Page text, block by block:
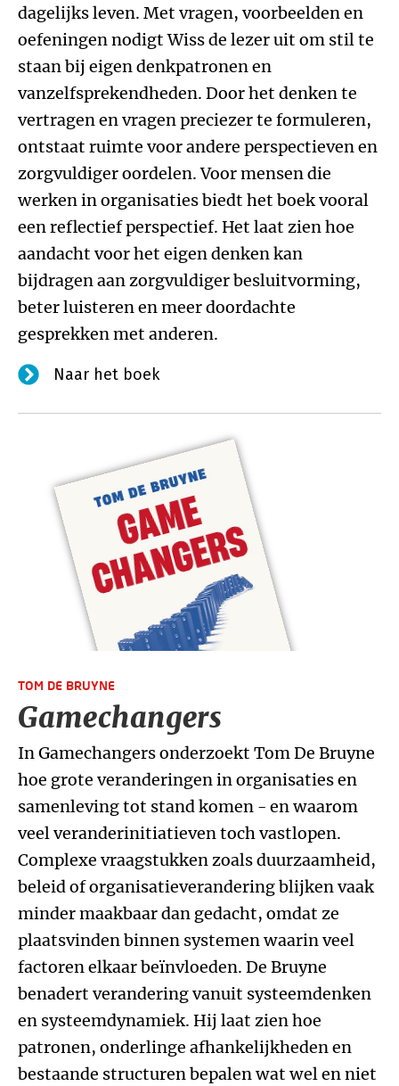
dagelijks leven. Met vragen, voorbeelden en
oefeningen nodigt Wiss de lezer uit om stil te
staan bij eigen denkpatronen en
vanzelfsprekendheden. Door het denken te
vertragen en vragen preciezer te formuleren,
ontstaat ruimte voor andere perspectieven en
zorgvuldiger oordelen. Voor mensen die
werken in organisaties biedt het boek vooral
een reflectief perspectief. Het laat zien hoe
aandacht voor het eigen denken kan
bijdragen aan zorgvuldiger besluitvorming,
beter luisteren en meer doordachte
gesprekken met anderen.
Naar het boek
TOM DE BRUYNE
Gamechangers
In Gamechangers onderzoekt Tom De Bruyne
hoe grote veranderingen in organisaties en
samenleving tot stand komen - en waarom
veel veranderinitiatieven toch vastlopen.
Complexe vraagstukken zoals duurzaamheid,
beleid of organisatieverandering blijken vaak
minder maakbaar dan gedacht, omdat ze
plaatsvinden binnen systemen waarin veel
factoren elkaar beïnvloeden. De Bruyne
benadert verandering vanuit systeemdenken
en systeemdynamiek. Hij laat zien hoe
patronen, onderlinge afhankelijkheden en
bestaande structuren bepalen wat wel en niet